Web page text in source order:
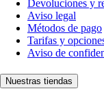
Devoluciones y
Aviso legal
Métodos de pago
Tarifas y
Aviso de
Nuestras tiendas